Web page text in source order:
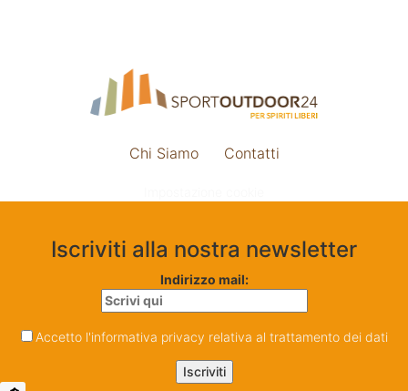
Chi Siamo Contatti
Iscriviti alla nostra newsletter
Indirizzo mail:
Accetto l'informativa privacy relativa al trattamento dei dati